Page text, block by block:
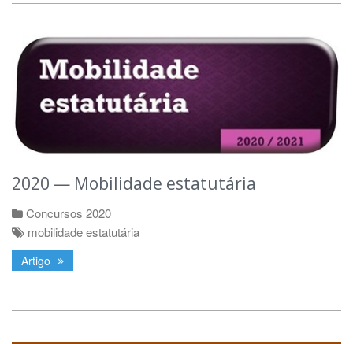
2020 — Mobilidade estatutária
Concursos 2020
mobilidade estatutária
Artigo